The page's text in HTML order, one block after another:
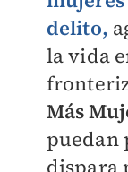
delito,
la vida
Más
puedan
dispara